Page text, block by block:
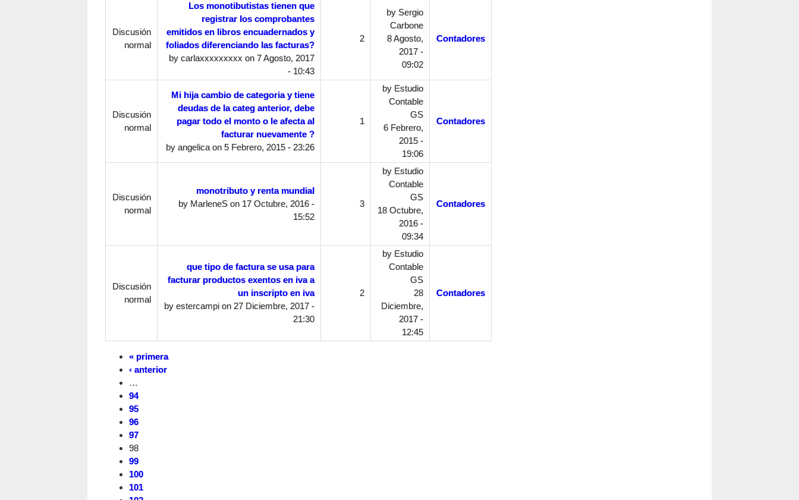
Discusión
normal
Los monotibutistas tienen que
registrar los comprobantes
emitidos en libros encuadernados y
foliados diferenciando las facturas?
by carlaxxxxxxxxx on 7 Agosto, 2017
- 10:43
2
by Sergio
Carbone
8 Agosto,
2017 -
09:02
Contadores
Discusión
normal
Mi hija cambio de categoria y tiene
deudas de la categ anterior, debe
pagar todo el monto o le afecta al
facturar nuevamente ?
by angelicaon 5 Febrero, 2015 - 23:26
1
by Estudio
Contable
GS
6 Febrero,
2015 -
19:06
Contadores
Discusión
normal
monotributo y renta mundial
by MarleneSon 17 Octubre, 2016 -
15:52
3
by Estudio
Contable
GS
18 Octubre,
2016 -
09:34
Contadores
Discusión
normal
que tipo de factura se usa para
facturar productos exentos en iva a
un inscripto en iva
by estercampion 27 Diciembre, 2017 -
21:30
2
by Estudio
Contable
GS
28
Diciembre,
2017 -
12:45
Contadores
« primera
‹ anterior
…
94
95
96
97
98
99
100
101